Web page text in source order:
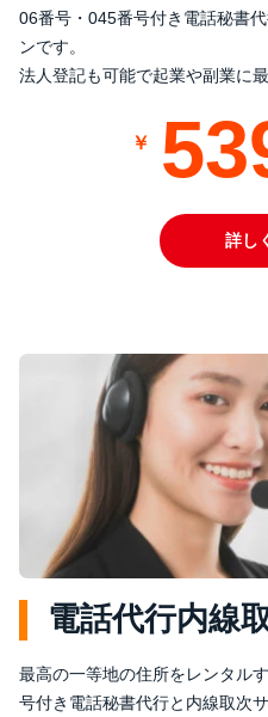
06番号・045番号付き電話秘書
ンです。
法人登記も可能で起業や副業に
詳し
電話代行内線
最高の一等地の住所をレンタル
号付き電話秘書代行と内線取次